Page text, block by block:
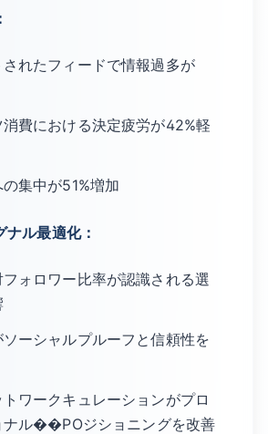
れたフィードで情報過多が
消費における決定疲労が42%軽
集中が51%増加
ナル最適化：
ォロワー比率が認識される選
ーシャルプルーフと信頼性を
ワークキュレーションがプロ
ナル��POジショニングを改善